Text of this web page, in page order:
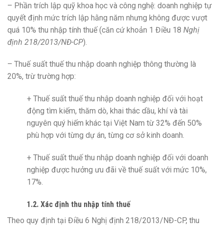
– Phần trích lập quỹ khoa học và công nghệ: doanh nghiệp tự
quyết định mức trích lập hằng năm nhưng không được vượt
quá 10% thu nhập tính thuế (căn cứ khoản 1 Điều 18 Nghị
định 218/2013/NĐ-CP).
– Thuế suất thuế thu nhập doanh nghiệp thông thường là
20%, trừ trường hợp:
+ Thuế suất thuế thu nhập doanh nghiệp đối với hoạt
động tìm kiếm, thăm dò, khai thác dầu, khí và tài
nguyên quý hiếm khác tại Việt Nam từ 32% đến 50%
phù hợp với từng dự án, từng cơ sở kinh doanh.
+ Thuế suất thuế thu nhập doanh nghiệp đối với doanh
nghiệp được hưởng ưu đãi về thuế suất với mức 10%,
17%.
1.2. Xác định thu nhập tính thuế
Theo quy định tại Điều 6 Nghị định 218/2013/NĐ-CP, thu